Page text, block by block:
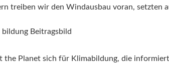
treiben wir den Windausbau voran, setzten
Planet sich für Klimabildung, die